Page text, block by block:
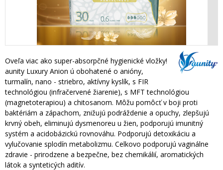
Oveľa viac ako super-absorpčné hygienické vložky!
aunity Luxury Anion ú obohatené o anióny,
turmalín, nano - striebro, aktívny kyslík, s FIR
technológiou (infračervené žiarenie), s MFT technológiou
(magnetoterapiou) a chitosanom. Môžu pomôcť v boji proti
baktériám a zápachom, znižujú podráždenie a opuchy, zlepšujú
krvný obeh, eliminujú dysmenoreu u žien, podporujú imunitný
systém a acidobázickú rovnováhu. Podporujú detoxikáciu a
vylučovanie splodín metabolizmu. Celkovo podporujú vaginálne
zdravie - prirodzene a bezpečne, bez chemikálií, aromatických
látok a synteticých aditív.